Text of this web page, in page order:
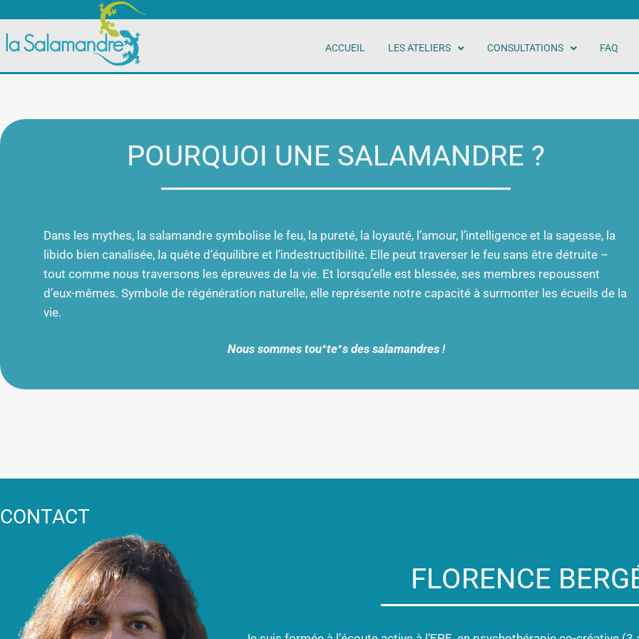
ACCUEIL LES ATELIERS CONSULTATIONS FAQ
POURQUOI UNE SALAMANDRE ?
Dans les mythes, la salamandre symbolise le feu, la pureté, la loyauté, l’amour, l’intelligence et la sagesse, la
libido bien canalisée, la quête d’équilibre et l’indestructibilité. Elle peut traverser le feu sans être détruite –
tout comme nous traversons les épreuves de la vie. Et lorsqu’elle est blessée, ses membres repoussent
d’eux-mêmes. Symbole de régénération naturelle, elle représente notre capacité à surmonter les écueils de la
vie.
Nous sommes tou∙te∙s des salamandres!
CONTACT
FLORENCE